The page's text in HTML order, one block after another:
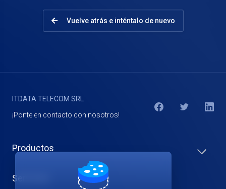
Vuelve atrás e inténtalo de nuevo
ITDATA TELECOM SRL
¡Ponte en contacto con nosotros!
Productos
Servicios